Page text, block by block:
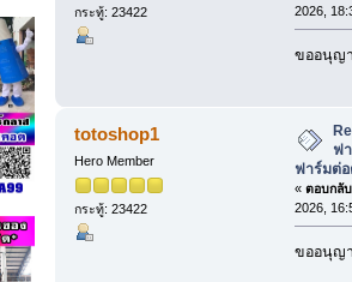
กระทู้: 23422
2026,
ขออนุญ
totoshop1
Hero Member
กระทู้: 23422
ฟ
ฟาร์มต่
« ตอบกลั
2026,
ขออนุญ